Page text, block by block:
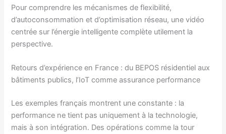
Pour comprendre les mécanismes de flexibilité,
d’autoconsommation et d’optimisation réseau, une vidéo
centrée sur l’énergie intelligente complète utilement la
perspective.
Retours d’expérience en France : du BEPOS résidentiel aux
bâtiments publics, l’IoT comme assurance performance
Les exemples français montrent une constante : la
performance ne tient pas uniquement à la technologie,
mais à son intégration. Des opérations comme la tour